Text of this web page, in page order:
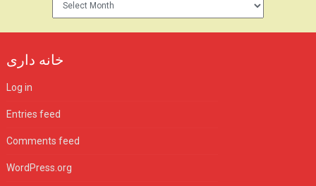
خانه داری
Log in
Entries feed
Comments feed
WordPress.org